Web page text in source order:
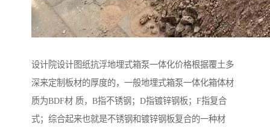
设计院设计图纸抗浮地埋式箱泵一体化价格根据覆土多
深来定制板材的厚度的，一般地埋式箱泵一体化箱体材
质为BDF材 质，B指不锈钢；D指镀锌钢板；F指复合
式；综合起来也就是不锈钢和镀锌钢板复合的一种材